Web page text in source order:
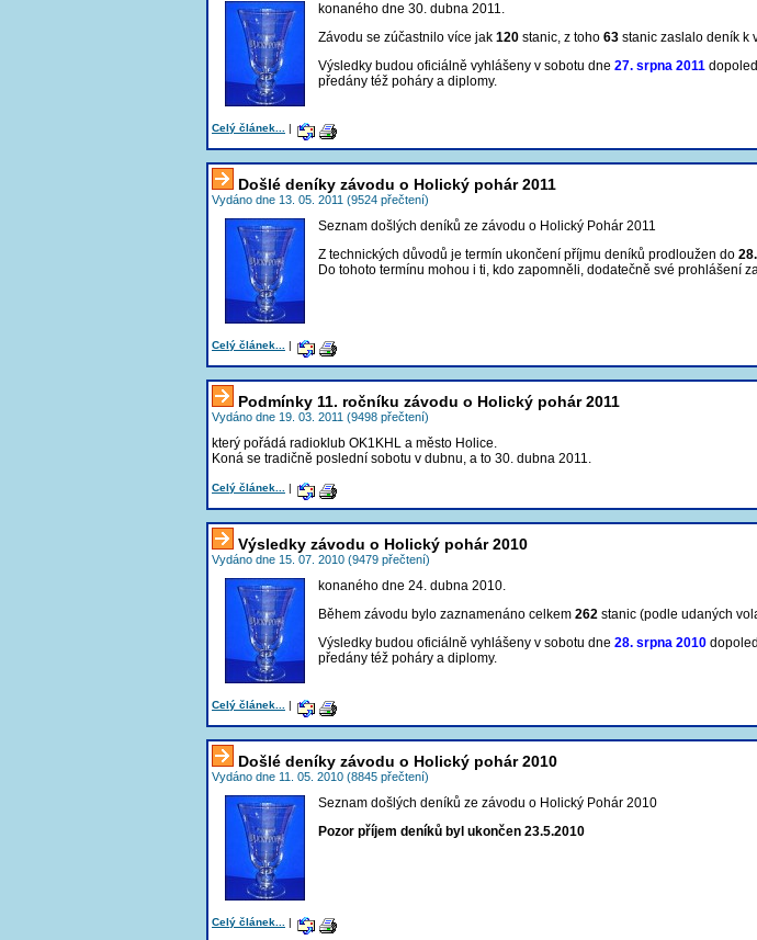
konaného dne 30. dubna 2011.
Závodu se zúčastnilo více jak 120 stanic, z toho 63 stanic zaslalo deník k
Výsledky budou oficiálně vyhlášeny v sobotu dne 27. srpna 2011
předány též poháry a diplomy.
Celý článek... |
Došlé deníky závodu o Holický pohár 2011
Vydáno dne 13. 05. 2011 (9524 přečtení)
Seznam došlých deníků ze závodu o Holický Pohár 2011
Z technických důvodů je termín ukončení příjmu deníků prodloužen do
Do tohoto termínu mohou i ti, kdo zapomněli, dodatečně své prohlášení
Celý článek... |
Podmínky 11. ročníku závodu o Holický pohár 2011
Vydáno dne 19. 03. 2011 (9498 přečtení)
který pořádá radioklub OK1KHL a město Holice.
Koná se tradičně poslední sobotu v dubnu, a to 30. dubna 2011.
Celý článek... |
Výsledky závodu o Holický pohár 2010
Vydáno dne 15. 07. 2010 (9479 přečtení)
konaného dne 24. dubna 2010.
Během závodu bylo zaznamenáno celkem 262 stanic (podle udaných
Výsledky budou oficiálně vyhlášeny v sobotu dne 28. srpna 2010
předány též poháry a diplomy.
Celý článek... |
Došlé deníky závodu o Holický pohár 2010
Vydáno dne 11. 05. 2010 (8845 přečtení)
Seznam došlých deníků ze závodu o Holický Pohár 2010
Pozor příjem deníků byl ukončen 23.5.2010
Celý článek... |